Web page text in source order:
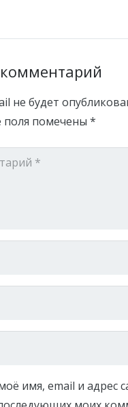
не будет
поля помечены *
имя, email и адрес